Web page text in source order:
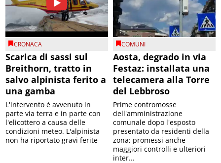
CRONACA
Scarica di sassi sul
Breithorn, tratto in
salvo alpinista ferito a
una gamba
L'intervento è avvenuto in
parte via terra e in parte con
l'elicottero a causa delle
condizioni meteo. L'alpinista
non ha riportato gravi ferite
COMUNI
Aosta, degrado in via
Festaz: installata una
telecamera alla Torre
del Lebbroso
Prime contromosse
dell'amministrazione
comunale dopo l'esposto
presentato da residenti della
zona; promessi anche
maggiori controlli e ulteriori
inter...